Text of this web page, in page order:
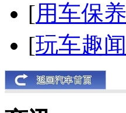
[用车保养
[玩车趣闻